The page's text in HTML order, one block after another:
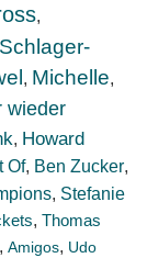
,
Schlager-
, Michelle,
wieder
, Howard
Of, Ben Zucker,
, Stefanie
, Thomas
, Amigos, Udo